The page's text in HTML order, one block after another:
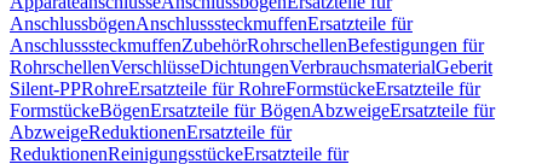
AnschlussbögenAnschlusssteckmuffenErsatzteile für
AnschlusssteckmuffenZubehörRohrschellenBefestigungen für
RohrschellenVerschlüsseDichtungenVerbrauchsmaterialGeberit
Silent-PPRohreErsatzteile für RohreFormstückeErsatzteile für
FormstückeBögenErsatzteile für BögenAbzweigeErsatzteile für
AbzweigeReduktionenErsatzteile für
ReduktionenReinigungsstückeErsatzteile für